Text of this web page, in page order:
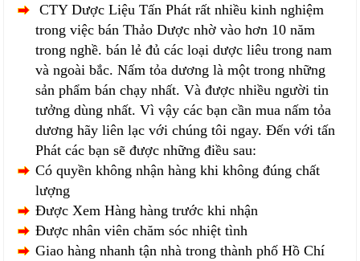
CTY Dược Liệu Tấn Phát rất nhiều kinh nghiệm
trong việc bán Thảo Dược nhờ vào hơn 10 năm
trong nghề. bán lẻ đủ các loại dược liêu trong nam
và ngoài bắc. Nấm tỏa dương là một trong những
sản phẩm bán chạy nhất. Và được nhiều người tin
tưởng dùng nhất. Vì vậy các bạn cần mua nấm tỏa
dương hãy liên lạc với chúng tôi ngay. Đến với tấn
Phát các bạn sẽ được những điều sau:
Có quyền không nhận hàng khi không đúng chất
lượng
Được Xem Hàng hàng trước khi nhận
Được nhân viên chăm sóc nhiệt tình
Giao hàng nhanh tận nhà trong thành phố Hồ Chí